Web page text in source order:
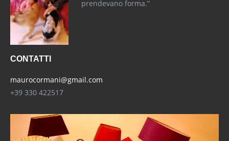
prendevano forma.”
CONTATTI
maurocormani@gmail.com
+39 330 422517